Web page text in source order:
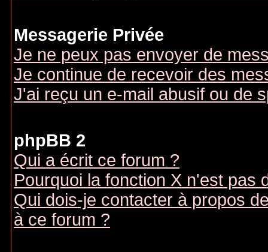
Messagerie Privée
Je ne peux pas envoyer de
Je continue de recevoir des
J'ai reçu un e-mail abusif ou de
phpBB 2
Qui a écrit ce forum ?
Pourquoi la fonction X n'est pas
Qui dois-je contacter à propos
à ce forum ?